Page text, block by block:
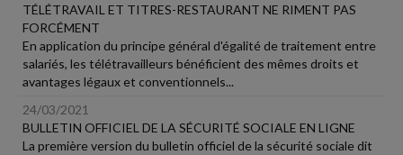
TÉLÉTRAVAIL ET TITRES-RESTAURANT NE RIMENT PAS
FORCÉMENT
En application du principe général d'égalité de traitement entre
salariés, les télétravailleurs bénéficient des mêmes droits et
avantages légaux et conventionnels...
24/03/2021
BULLETIN OFFICIEL DE LA SÉCURITÉ SOCIALE EN LIGNE
La première version du bulletin officiel de la sécurité sociale dit